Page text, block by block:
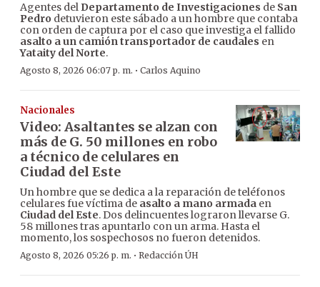
Agentes del Departamento de Investigaciones de San
Pedro detuvieron este sábado a un hombre que contaba
con orden de captura por el caso que investiga el fallido
asalto a un camión transportador de caudales en
Yataity del Norte.
Agosto 8, 2026 06:07 p. m. · Carlos Aquino
Nacionales
Video: Asaltantes se alzan con
más de G. 50 millones en robo
a técnico de celulares en
Ciudad del Este
Un hombre que se dedica a la reparación de teléfonos
celulares fue víctima de asalto a mano armada en
Ciudad del Este. Dos delincuentes lograron llevarse G.
58 millones tras apuntarlo con un arma. Hasta el
momento, los sospechosos no fueron detenidos.
Agosto 8, 2026 05:26 p. m. · Redacción ÚH